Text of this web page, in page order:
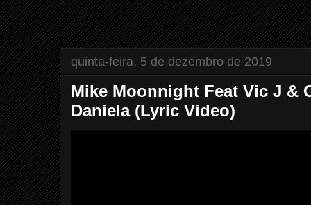
quinta-feira, 5 de dezembro de 2019
Mike Moonnight Feat Vic J &
Daniela (Lyric Video)